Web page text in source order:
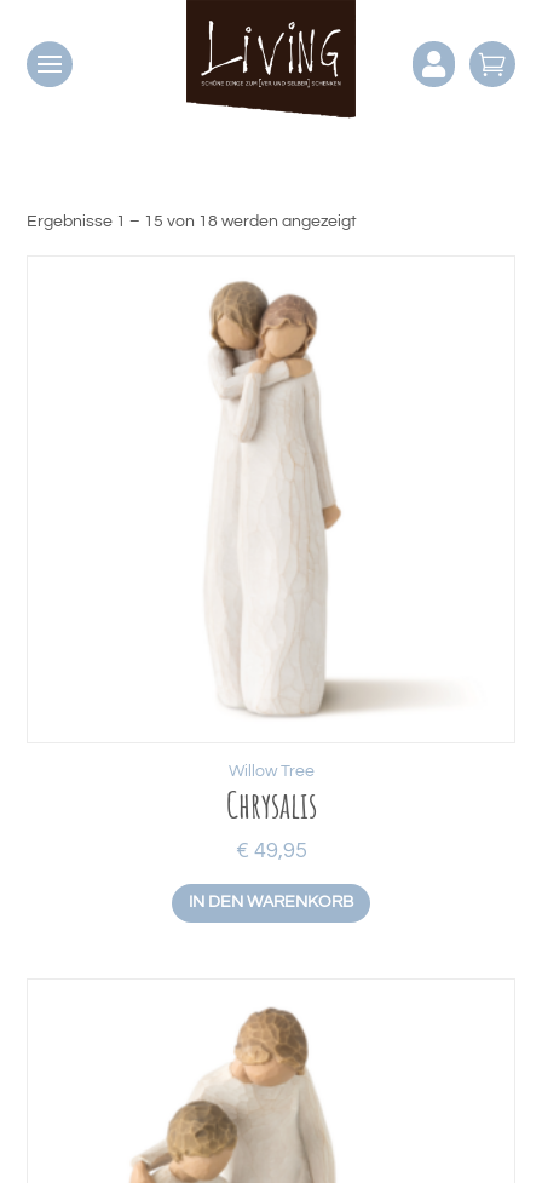
 
Ergebnisse 1 – 15 von 18 werden angezeigt
Chrysalis
€ 49,95
IN DEN WARENKORB
Willow Tree